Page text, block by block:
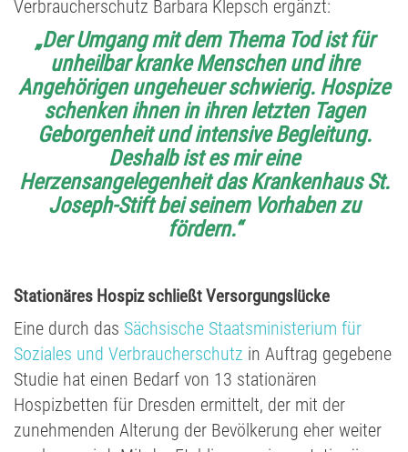
Verbraucherschutz Barbara Klepsch ergänzt:
„Der Umgang mit dem Thema Tod ist für
unheilbar kranke Menschen und ihre
Angehörigen ungeheuer schwierig. Hospize
schenken ihnen in ihren letzten Tagen
Geborgenheit und intensive Begleitung.
Deshalb ist es mir eine
Herzensangelegenheit das Krankenhaus St.
Joseph-Stift bei seinem Vorhaben zu
fördern.“
Stationäres Hospiz schließt Versorgungslücke
Eine durch das Sächsische Staatsministerium für
Soziales und Verbraucherschutz in Auftrag gegebene
Studie hat einen Bedarf von 13 stationären
Hospizbetten für Dresden ermittelt, der mit der
zunehmenden Alterung der Bevölkerung eher weiter